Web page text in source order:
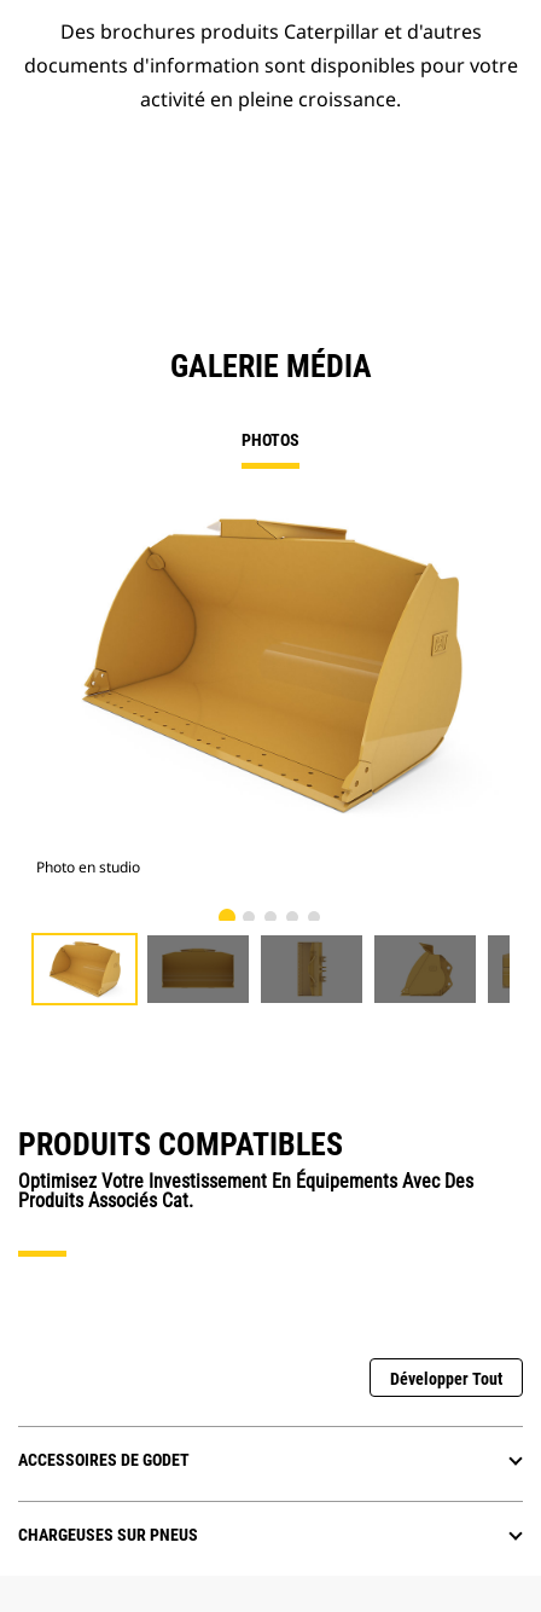
Des brochures produits Caterpillar et d'autres
documents d'information sont disponibles pour votre
activité en pleine croissance.
GALERIE MÉDIA
PHOTOS
Photo en studio
PRODUITS COMPATIBLES
Optimisez Votre Investissement En Équipements Avec Des
Produits Associés Cat.
Développer Tout
ACCESSOIRES DE GODET
CHARGEUSES SUR PNEUS